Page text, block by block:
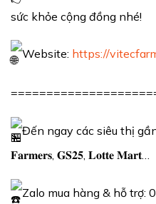
sức khỏe cộng đồng nhé!
Website: https://
Đến ngay các siêu thị
𝐅𝐚𝐫𝐦𝐞𝐫𝐬, 𝐆𝐒𝟐𝟓, 𝐋𝐨𝐭𝐭𝐞 𝐌𝐚𝐫𝐭…
Zalo mua hàng & hỗ trợ: